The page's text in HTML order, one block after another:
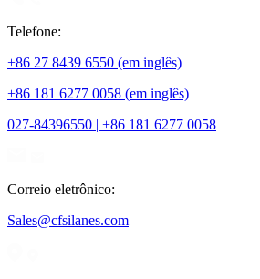
Telefone:
+86 27 8439 6550 (em inglês)
+86 181 6277 0058 (em inglês)
027-84396550 | +86 181 6277 0058
Correio eletrônico:
Sales@cfsilanes.com